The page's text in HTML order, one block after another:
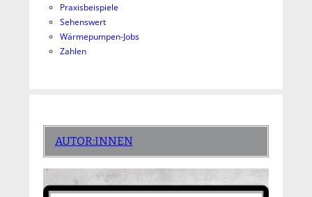
Praxisbeispiele
Sehenswert
Wärmepumpen-Jobs
Zahlen
AUTOR:INNEN